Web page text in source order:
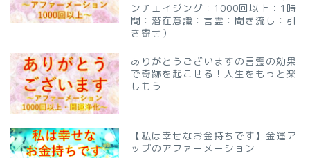
ンチエイジング：1000回以上：1時
間：潜在意識：言霊：聞き流し：引
き寄せ）
ありがとうございますの言霊の効果
で奇跡を起こせる！人生をもっと楽
しもう
【私は幸せなお金持ちです】金運ア
ップのアファーメーション